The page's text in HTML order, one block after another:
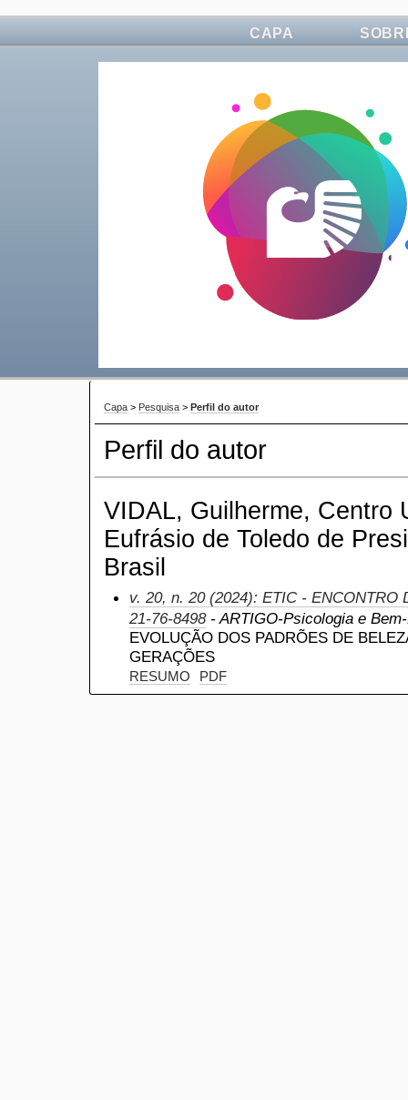
CAPA
Capa > Pesquisa > Perfil do autor
Perfil do autor
VIDAL, Guilherme, Centro
Eufrásio de Toledo de
Brasil
v. 20, n. 20 (2024): ETIC - ENCONTRO
21-76-8498- ARTIGO-Psicologia e
EVOLUÇÃO DOS PADRÕES DE
GERAÇÕES
RESUMO PDF